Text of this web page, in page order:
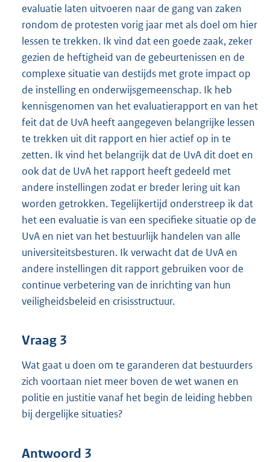
evaluatie laten uitvoeren naar de gang van zaken
rondom de protesten vorig jaar met als doel om hier
lessen te trekken. Ik vind dat een goede zaak, zeker
gezien de heftigheid van de gebeurtenissen en de
complexe situatie van destijds met grote impact op
de instelling en onderwijsgemeenschap. Ik heb
kennisgenomen van het evaluatierapport en van het
feit dat de UvA heeft aangegeven belangrijke lessen
te trekken uit dit rapport en hier actief op in te
zetten. Ik vind het belangrijk dat de UvA dit doet en
ook dat de UvA het rapport heeft gedeeld met
andere instellingen zodat er breder lering uit kan
worden getrokken. Tegelijkertijd onderstreep ik dat
het een evaluatie is van een specifieke situatie op de
UvA en niet van het bestuurlijk handelen van alle
universiteitsbesturen. Ik verwacht dat de UvA en
andere instellingen dit rapport gebruiken voor de
continue verbetering van de inrichting van hun
veiligheidsbeleid en crisisstructuur.
Vraag 3
Wat gaat u doen om te garanderen dat bestuurders
zich voortaan niet meer boven de wet wanen en
politie en justitie vanaf het begin de leiding hebben
bij dergelijke situaties?
Antwoord 3